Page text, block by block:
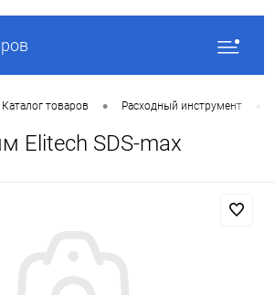
Каталог товаров • Расходный инструмент
Elitech SDS-max